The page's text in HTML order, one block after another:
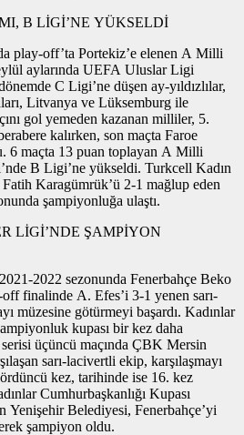
B LİGİ’NE YÜKSELDİ
play-off’ta Portekiz’e elenen A Milli
aylarında UEFA Uluslar Ligi
C Ligi’ne düşen ay-yıldızlılar,
Litvanya ve Lüksemburg ile
gol yemeden kazanan milliler, 5.
kalırken, son maçta Faroe
6 maçta 13 puan toplayan A Milli
B Ligi’ne yükseldi. Turkcell Kadın
Karagümrük’ü 2-1 mağlup eden
şampiyonluğa ulaştı.
LİGİ’NDE ŞAMPİYON
2022 sezonunda Fenerbahçe Beko
finalinde A. Efes’i 3-1 yenen sarı-
müzesine götürmeyi başardı. Kadınlar
kupası bir kez daha
üçüncü maçında ÇBK Mersin
sarı-lacivertli ekip, karşılaşmayı
kez, tarihinde ise 16. kez
Cumhurbaşkanlığı Kupası
Yenişehir Belediyesi, Fenerbahçe’yi
şampiyon oldu.